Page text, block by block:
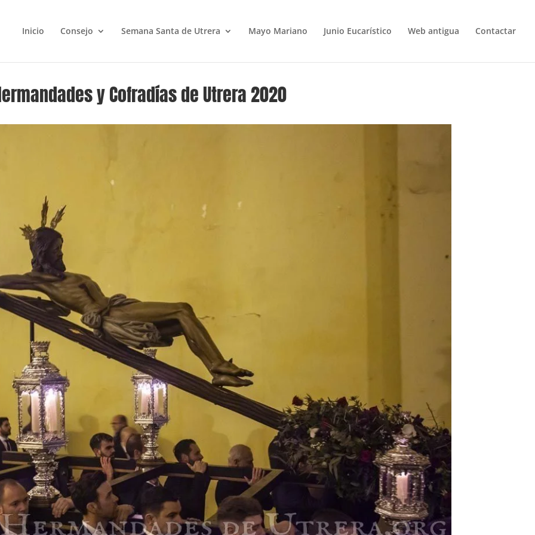
Inicio Consejo Semana Santa de Utrera Mayo Mariano Junio Eucarístico Web antigua Contactar
y Cofradías de Utrera 2020